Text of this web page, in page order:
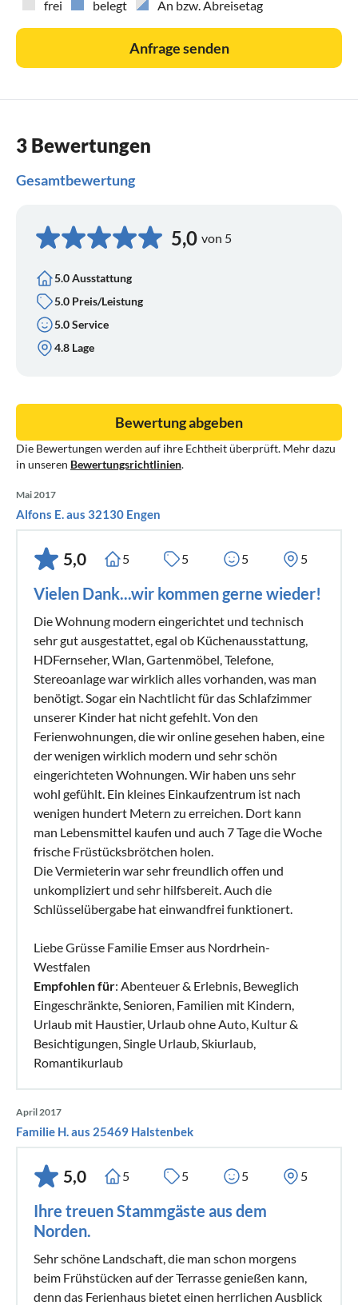
frei belegt An bzw. Abreisetag
Anfrage senden
3 Bewertungen
Gesamtbewertung
5,0 von 5
5.0 Ausstattung
5.0 Preis/Leistung
5.0 Service
4.8 Lage
Die Bewertungen werden auf ihre Echtheit überprüft. Mehr dazu
in unseren Bewertungsrichtlinien.
Bewertung abgeben
Mai 2017
Alfons E. aus 32130 Engen
5,0 5 5 5 5
Vielen Dank...wir kommen gerne wieder!
Die Wohnung modern eingerichtet und technisch
sehr gut ausgestattet, egal ob Küchenausstattung,
HDFernseher, Wlan, Gartenmöbel, Telefone,
Stereoanlage war wirklich alles vorhanden, was man
benötigt. Sogar ein Nachtlicht für das Schlafzimmer
unserer Kinder hat nicht gefehlt. Von den
Ferienwohnungen, die wir online gesehen haben, eine
der wenigen wirklich modern und sehr schön
eingerichteten Wohnungen. Wir haben uns sehr
wohl gefühlt. Ein kleines Einkaufzentrum ist nach
wenigen hundert Metern zu erreichen. Dort kann
man Lebensmittel kaufen und auch 7 Tage die Woche
frische Früstücksbrötchen holen.
Die Vermieterin war sehr freundlich offen und
unkompliziert und sehr hilfsbereit. Auch die
Schlüsselübergabe hat einwandfrei funktionert.
Liebe Grüsse Familie Emser aus Nordrhein-
Westfalen
Empfohlen für: Abenteuer & Erlebnis, Beweglich
Eingeschränkte, Senioren, Familien mit Kindern,
Urlaub mit Haustier, Urlaub ohne Auto, Kultur &
Besichtigungen, Single Urlaub, Skiurlaub,
Romantikurlaub
April 2017
Familie H. aus 25469 Halstenbek
5,0 5 5 5 5
Ihre treuen Stammgäste aus dem
Norden.
Sehr schöne Landschaft, die man schon morgens
beim Frühstücken auf der Terrasse genießen kann,
denn das Ferienhaus bietet einen herrlichen Ausblick